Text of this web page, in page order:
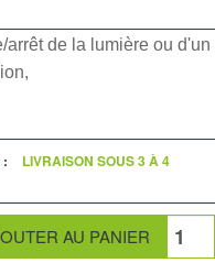
arrêt de la lumière ou d'un
LIVRAISON SOUS 3 À 4